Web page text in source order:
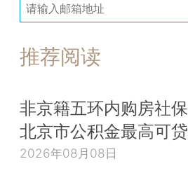
推荐阅读
非京籍五环内购房社
北京市公积金最高可
2026年08月08日